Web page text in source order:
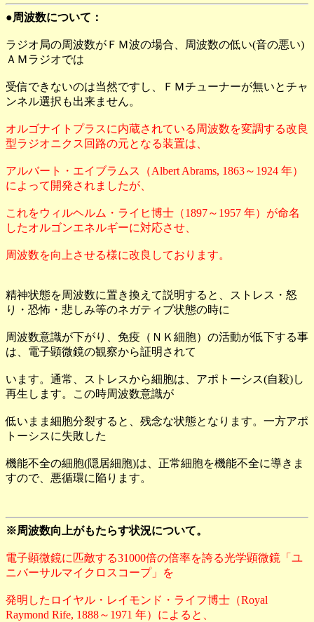
●周波数について：
ラジオ局の周波数がＦＭ波の場合、周波数の低い(音の悪い)
ＡＭラジオでは
受信できないのは当然ですし、ＦＭチューナーが無いとチャ
ンネル選択も出来ません。
オルゴナイトプラスに内蔵されている周波数を変調する改良
型ラジオニクス回路の元となる装置は、
アルバート・エイブラムス（Albert Abrams, 1863～1924 年）
によって開発されましたが、
これをウィルヘルム・ライヒ博士（1897～1957 年）が命名
したオルゴンエネルギーに対応させ、
周波数を向上させる様に改良しております。
精神状態を周波数に置き換えて説明すると、ストレス・怒
り・恐怖・悲しみ等のネガティブ状態の時に
周波数意識が下がり、免疫（ＮＫ細胞）の活動が低下する事
は、電子顕微鏡の観察から証明されて
います。通常、ストレスから細胞は、アポトーシス(自殺)し
再生します。この時周波数意識が
低いまま細胞分裂すると、残念な状態となります。一方アポ
トーシスに失敗した
機能不全の細胞(隠居細胞)は、正常細胞を機能不全に導きま
すので、悪循環に陥ります。
※周波数向上がもたらす状況について。
電子顕微鏡に匹敵する31000倍の倍率を誇る光学顕微鏡「ユ
ニバーサルマイクロスコープ」を
発明したロイヤル・レイモンド・ライフ博士（Royal
Raymond Rife, 1888～1971 年）によると、